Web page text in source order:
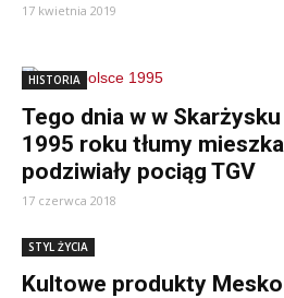
17 kwietnia 2019
HISTORIA
Tego dnia w w
1995 roku tłumy
podziwiały pociąg TGV
17 czerwca 2018
STYL ŻYCIA
Kultowe produkty